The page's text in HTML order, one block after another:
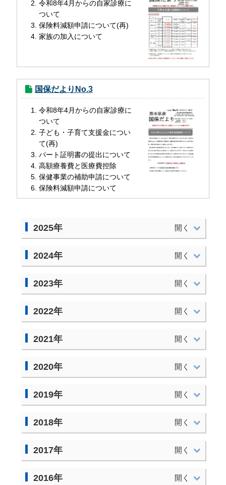
令和8年4月からの自家診療に
ついて
保険料減額申請について(再)
家族の加入について
国保だよりNo.3
令和8年4月からの自家診療に
ついて
子ども・子育て支援金につい
て(再)
パート証明書の提出について
高額療養費と医療費控除
保健事業の補助申請について
保険料減額申請について
2025年
2024年
2023年
2022年
2021年
2020年
2019年
2018年
2017年
2016年